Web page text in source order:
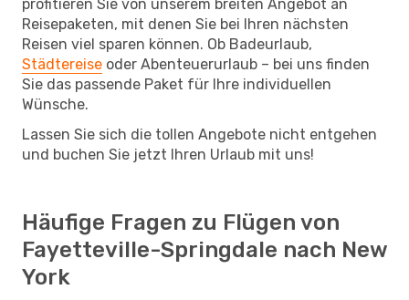
profitieren Sie von unserem breiten Angebot an
Reisepaketen, mit denen Sie bei Ihren nächsten
Reisen viel sparen können. Ob Badeurlaub,
Städtereise oder Abenteuerurlaub – bei uns finden
Sie das passende Paket für Ihre individuellen
Wünsche.
Lassen Sie sich die tollen Angebote nicht entgehen
und buchen Sie jetzt Ihren Urlaub mit uns!
Häufige Fragen zu Flügen von
Fayetteville-Springdale nach New
York